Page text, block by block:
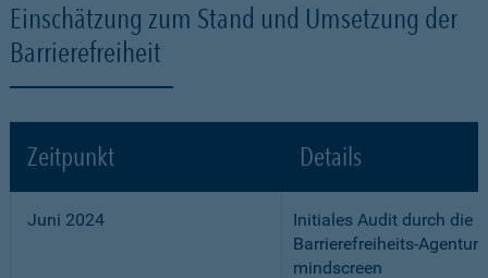
Einschätzung zum Stand und Umsetzung der
Barrierefreiheit
Zeitpunkt Details
Juni 2024
Initiales Audit durch die
Barrierefreiheits-Agentur
mindscreen